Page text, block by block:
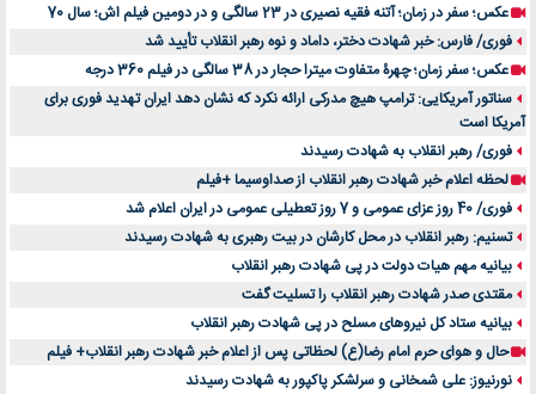
عکس؛ سفر در زمان؛ آتنه فقیه نصیری در 23 سالگی و در دومین فیلم اش؛ سال 70
فوری/ فارس: خبر شهادت دختر، داماد و نوه رهبر انقلاب تأیید شد
عکس؛ سفر زمان؛ چهرۀ متفاوت میترا حجار در 38 سالگی در فیلم 360 درجه
سناتور آمریکایی: ترامپ هیچ مدرکی ارائه نکرد که نشان دهد ایران تهدید فوری برای
آمریکا است
فوری/ رهبر انقلاب به شهادت رسیدند
لحظه اعلام خبر شهادت رهبر انقلاب از صداوسیما +فیلم
فوری/ 40 روز عزای عمومی و 7 روز تعطیلی عمومی در ایران اعلام شد
تسنیم: رهبر انقلاب در محل کارشان در بیت رهبری به شهادت رسیدند
بیانیه مهم هیات دولت در پی شهادت رهبر انقلاب
مقتدی صدر شهادت رهبر انقلاب را تسلیت گفت
بیانیه ستاد کل نیروهای مسلح در پی شهادت رهبر انقلاب
حال و هوای حرم امام رضا(ع) لحظاتی پس از اعلام خبر شهادت رهبر انقلاب+ فیلم
نورنیوز: علی شمخانی و سرلشکر پاکپور به شهادت رسیدند